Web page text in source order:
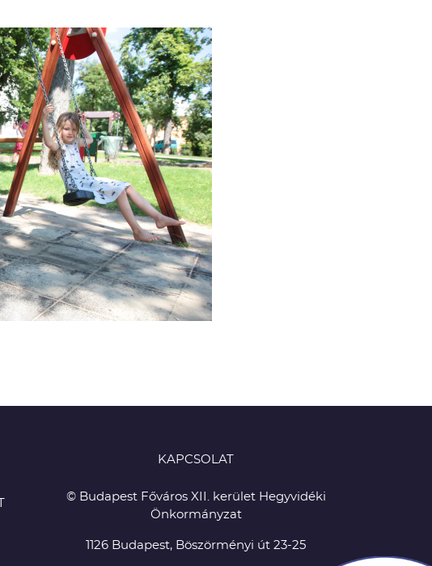
KAPCSOLAT
© Budapest Főváros XII. kerület Hegyvidéki
Önkormányzat
1126 Budapest, Böszörményi út 23-25